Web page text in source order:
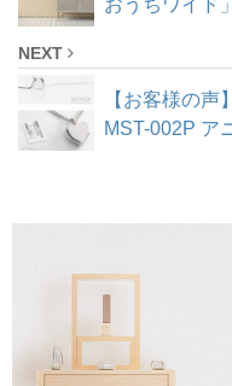
NEXT
【お客様の声
MST-002P ア